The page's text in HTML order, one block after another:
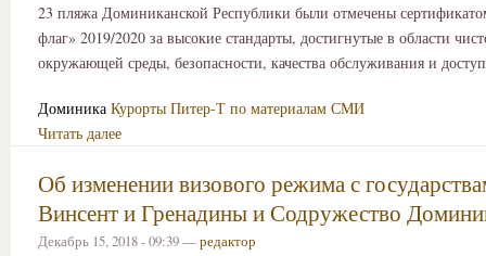
23 пляжа Доминиканской Республики были отмечены
флаг» 2019/2020 за высокие стандарты, достигнутые в области
окружающей среды, безопасности, качества обслуживания и
Доминика Курорты Питер-Т по материалам СМИ
Читать далее
Об изменении визового режима с
Винсент и Гренадины и Содружество
Декабрь 15, 2018 - 09:39 —редактор